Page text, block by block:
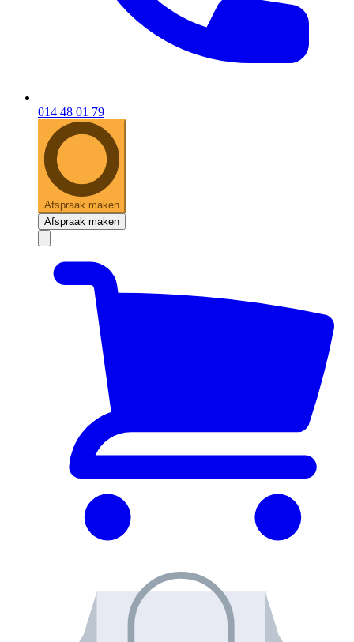
014 48 01 79
Afspraak maken
Afspraak maken